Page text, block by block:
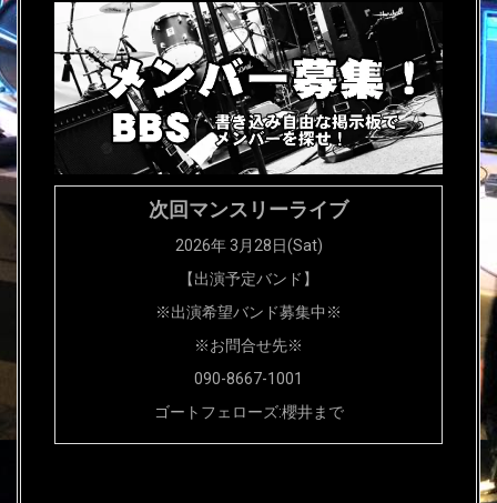
i
g
a
t
i
n
次回マンスリーライブ
2026年 3月28日(Sat)
【出演予定バンド】
※出演希望バンド募集中※
※お問合せ先※
090-8667-1001
ゴートフェローズ:櫻井まで